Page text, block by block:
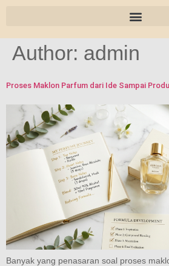
Author: admin
Proses Maklon Parfum dari Ide Sampai
Banyak yang penasaran soal proses